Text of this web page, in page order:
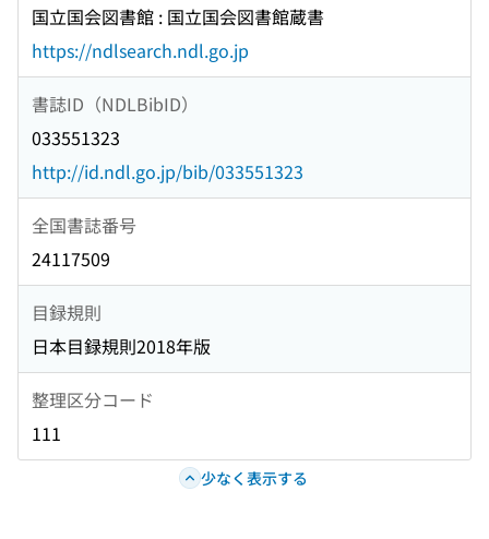
国立国会図書館 : 国立国会図書館蔵書
https://ndlsearch.ndl.go.jp
書誌ID（NDLBibID）
033551323
http://id.ndl.go.jp/bib/033551323
全国書誌番号
24117509
目録規則
日本目録規則2018年版
整理区分コード
111
少なく表示する